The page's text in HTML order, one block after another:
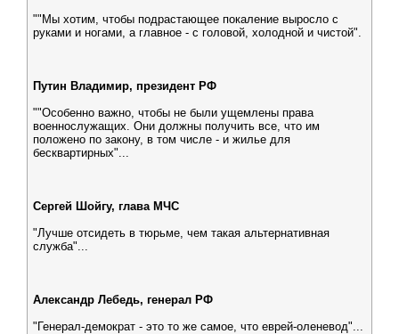
""Мы хотим, чтобы подрастающее покаление выросло с
руками и ногами, а главное - с головой, холодной и чистой".
Путин Владимир, президент РФ
""Особенно важно, чтобы не были ущемлены права
военнослужащих. Они должны получить все, что им
положено по закону, в том числе - и жилье для
бесквартирных"...
Сергей Шойгу, глава МЧС
"Лучше отсидеть в тюрьме, чем такая альтернативная
служба"...
Александр Лебедь, генерал РФ
"Генерал-демократ - это то же самое, что еврей-оленевод"...